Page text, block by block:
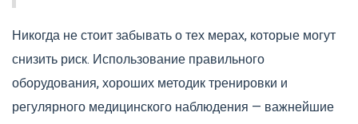
Никогда не стоит забывать о тех мерах, которые могут
снизить риск. Использование правильного
оборудования, хороших методик тренировки и
регулярного медицинского наблюдения — важнейшие